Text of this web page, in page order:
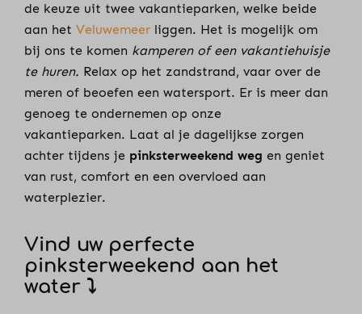
de keuze uit twee vakantieparken, welke beide
aan hetVeluwemeer liggen. Het is mogelijk om
bij ons te komen kamperen of een vakantiehuisje
te huren. Relax op het zandstrand, vaar over de
meren of beoefen een watersport. Er is meer dan
genoeg te ondernemen op onze
vakantieparken. Laat al je dagelijkse zorgen
achter tijdens je pinksterweekend weg en geniet
van rust, comfort en een overvloed aan
waterplezier.
Vind uw perfecte
pinksterweekend aan het
water ⤵